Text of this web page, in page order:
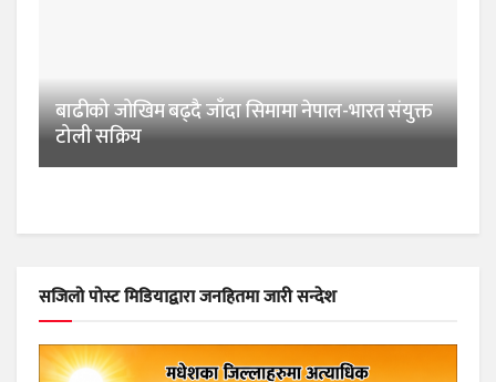
बाढीको जोखिम बढ्दै जाँदा सिमामा नेपाल-भारत संयुक्त
टोली सक्रिय
सजिलो पोस्ट मिडियाद्वारा जनहितमा जारी सन्देश